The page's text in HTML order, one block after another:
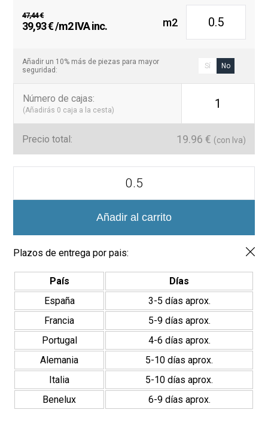
47,44€
El
era:
47,44 €.
39,93€El
es:
39,93 €.
/m2 IVA inc. m2
Añadir un 10% más de piezas para mayor
seguridad:
Sí No
Número de cajas:
(Añadirás 0 caja a la cesta) 1
Precio total: 19.96 € (con Iva)
Añadir al carrito
Plazos de entrega por pais:
País
Días
España
3-5 días aprox.
Francia
5-9 días aprox.
Portugal
4-6 días aprox.
Alemania
5-10 días aprox.
Italia
5-10 días aprox.
Benelux
6-9 días aprox.